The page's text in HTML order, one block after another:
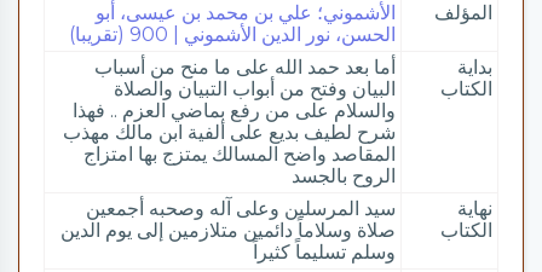
المؤلف
الأشموني؛ علي بن محمد بن عيسى، أبو
الحسن، نور الدين الأشموني | 900 (تقريبا)
بداية
الكتاب
أما بعد حمد الله على ما منح من أسباب
البيان وفتح من أبواب التبيان والصلاة
والسلام على من رفع بماضي العزم .. فهذا
شرح لطيف بديع على ألفية ابن مالك مهذب
المقاصد واضح المسالك يمتزج بها امتزاج
الروح بالجسد
نهاية
الكتاب
سيد المرسلين وعلى آله وصحبه أجمعين
صلاة وسلاماً دائمين متلازمين إلى يوم الدين
وسلم تسليماً كثيراً